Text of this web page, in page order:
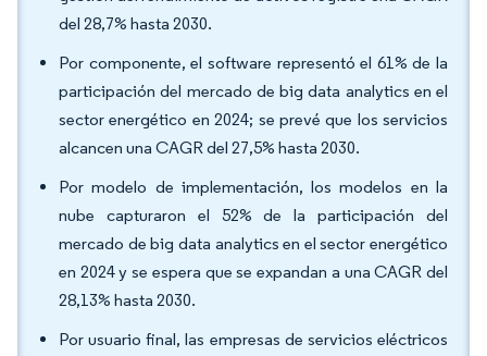
del 28,7% hasta 2030.
Por componente, el software representó el 61% de la
participación del mercado de big data analytics en el
sector energético en 2024; se prevé que los servicios
alcancen una CAGR del 27,5% hasta 2030.
Por modelo de implementación, los modelos en la
nube capturaron el 52% de la participación del
mercado de big data analytics en el sector energético
en 2024 y se espera que se expandan a una CAGR del
28,13% hasta 2030.
Por usuario final, las empresas de servicios eléctricos